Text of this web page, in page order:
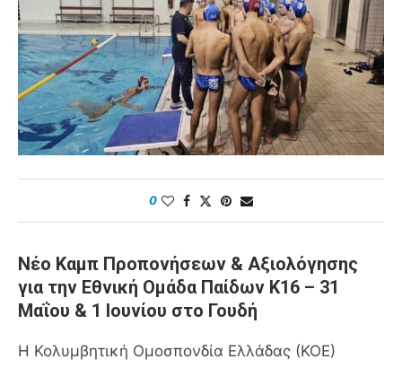
0
Νέο Καμπ Προπονήσεων & Αξιολόγησης
για την Εθνική Ομάδα Παίδων Κ16 – 31
Μαΐου & 1 Ιουνίου στο Γουδή
Η Κολυμβητική Ομοσπονδία Ελλάδας (ΚΟΕ)